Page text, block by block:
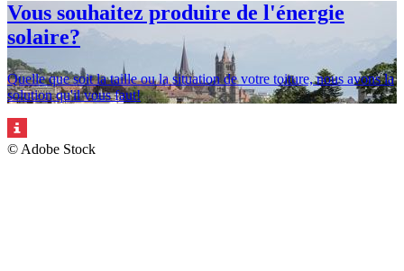
Vous souhaitez produire de l'énergie
solaire?
Quelle que soit la taille ou la situation de votre toiture, nous avons la
solution qu'il vous faut!
© Adobe Stock